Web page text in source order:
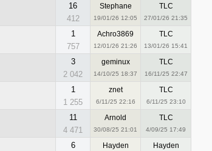
16
412
Stephane
19/01/26 12:05
TLC
27/01/26 21:35
1
757
Achro3869
12/01/26 21:26
TLC
13/01/26 15:41
3
2 042
geminux
14/10/25 18:37
TLC
16/11/25 22:47
1
1 255
znet
6/11/25 22:16
TLC
6/11/25 23:10
11
4 471
Arnold
30/08/25 21:01
TLC
4/09/25 17:49
6
Hayden Hayden